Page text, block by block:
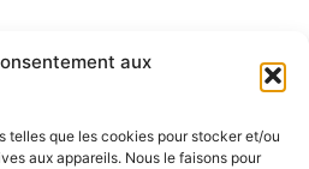
aux
telles que les cookies pour stocker et/ou
aux appareils. Nous le faisons pour
Genova tornerà a
della nautica con
Nautico
da Confindustria